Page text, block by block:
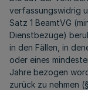
verfassungswidrig
Satz 1 BeamtVG
Dienstbezüge)
in den Fällen, in
oder eines
Jahre bezogen
zurück zu nehmen